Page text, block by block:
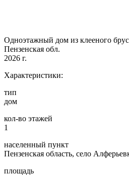
Одноэтажный дом из клееного
Пензенская обл.
2026 г.
Характеристики:
тип
дом
кол-во этажей
1
населенный пункт
Пензенская область, село
площадь